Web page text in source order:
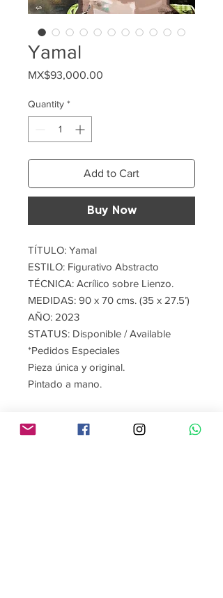
Yamal
MX$93,000.00
Quantity *
Add to Cart
Buy Now
TÍTULO: Yamal
ESTILO: Figurativo Abstracto
TÉCNICA: Acrílico sobre Lienzo.
MEDIDAS: 90 x 70 cms. (35 x 27.5’)
AÑO: 2023
STATUS: Disponible / Available
*Pedidos Especiales
Pieza única y original.
Pintado a mano.